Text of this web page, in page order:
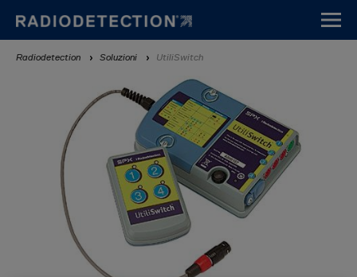
contenuto
principale
Breadcrumb
Radiodetection Soluzioni UtiliSwitch